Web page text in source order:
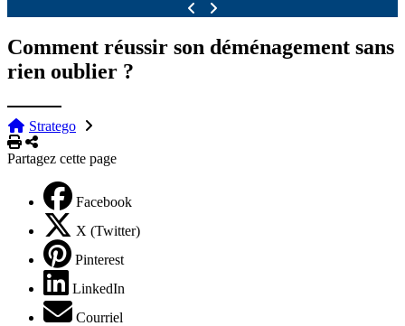
Comment réussir son déménagement sans
rien oublier ?
Stratego
Imprimer
Partager
Partagez cette page
Facebook
X (Twitter)
Pinterest
LinkedIn
Courriel